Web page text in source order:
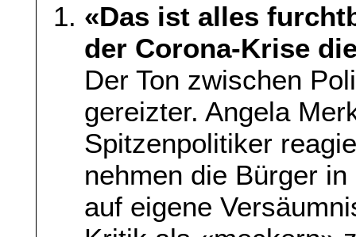
«Das ist alles
der Corona-Krise
Der Ton zwischen
gereizter. Angela
Spitzenpolitiker
nehmen die Bürger
auf eigene